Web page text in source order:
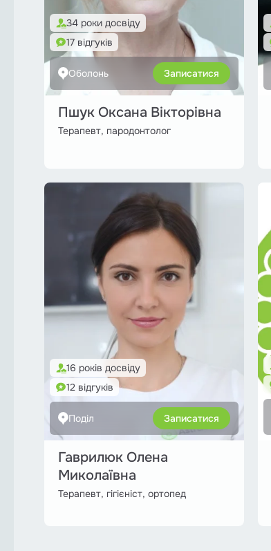
34 роки досвіду
17 відгуків
Оболонь Записатися
Пшук Оксана Вікторівна
Терапевт, пародонтолог
16 років досвіду
12 відгуків
Поділ Записатися
Гаврилюк Олена
Миколаївна
Терапевт, гігієніст, ортопед